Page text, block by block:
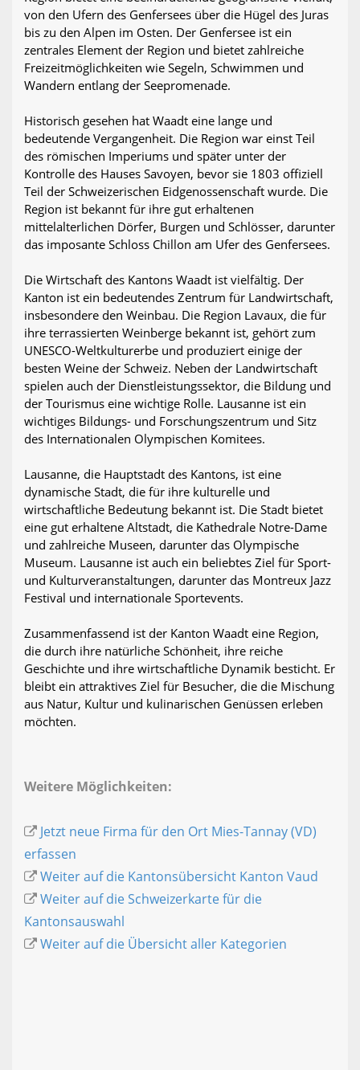
von den Ufern des Genfersees über die Hügel des Juras
bis zu den Alpen im Osten. Der Genfersee ist ein
zentrales Element der Region und bietet zahlreiche
Freizeitmöglichkeiten wie Segeln, Schwimmen und
Wandern entlang der Seepromenade.
Historisch gesehen hat Waadt eine lange und
bedeutende Vergangenheit. Die Region war einst Teil
des römischen Imperiums und später unter der
Kontrolle des Hauses Savoyen, bevor sie 1803 offiziell
Teil der Schweizerischen Eidgenossenschaft wurde. Die
Region ist bekannt für ihre gut erhaltenen
mittelalterlichen Dörfer, Burgen und Schlösser, darunter
das imposante Schloss Chillon am Ufer des Genfersees.
Die Wirtschaft des Kantons Waadt ist vielfältig. Der
Kanton ist ein bedeutendes Zentrum für Landwirtschaft,
insbesondere den Weinbau. Die Region Lavaux, die für
ihre terrassierten Weinberge bekannt ist, gehört zum
UNESCO-Weltkulturerbe und produziert einige der
besten Weine der Schweiz. Neben der Landwirtschaft
spielen auch der Dienstleistungssektor, die Bildung und
der Tourismus eine wichtige Rolle. Lausanne ist ein
wichtiges Bildungs- und Forschungszentrum und Sitz
des Internationalen Olympischen Komitees.
Lausanne, die Hauptstadt des Kantons, ist eine
dynamische Stadt, die für ihre kulturelle und
wirtschaftliche Bedeutung bekannt ist. Die Stadt bietet
eine gut erhaltene Altstadt, die Kathedrale Notre-Dame
und zahlreiche Museen, darunter das Olympische
Museum. Lausanne ist auch ein beliebtes Ziel für Sport-
und Kulturveranstaltungen, darunter das Montreux Jazz
Festival und internationale Sportevents.
Zusammenfassend ist der Kanton Waadt eine Region,
die durch ihre natürliche Schönheit, ihre reiche
Geschichte und ihre wirtschaftliche Dynamik besticht. Er
bleibt ein attraktives Ziel für Besucher, die die Mischung
aus Natur, Kultur und kulinarischen Genüssen erleben
möchten.
Weitere Möglichkeiten:
Jetzt neue Firma für den Ort Mies-Tannay (VD)
erfassen
Weiter auf die Kantonsübersicht Kanton Vaud
Weiter auf die Schweizerkarte für die
Kantonsauswahl
Weiter auf die Übersicht aller Kategorien